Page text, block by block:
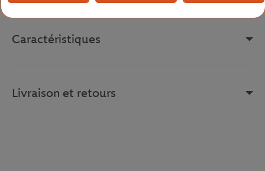
Caractéristiques
Livraison et retours